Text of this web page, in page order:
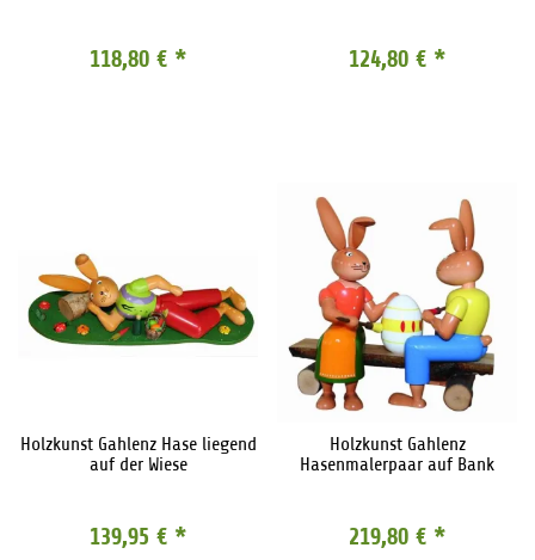
118,80 € * 124,80 € *
Holzkunst Gahlenz Hase liegend
auf der Wiese
139,95 € *
Holzkunst Gahlenz
Hasenmalerpaar auf Bank
219,80 € *